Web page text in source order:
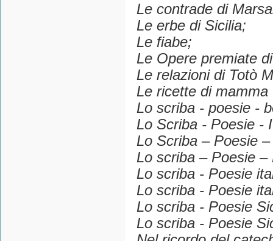
Le contrade di
Le erbe di Sicilia;
Le fiabe;
Le Opere premiate
Le relazioni di Totò
Le ricette di mamma
Lo scriba - poesie -
Lo Scriba - Poesie -
Lo Scriba – Poesie
Lo scriba – Poesie
Lo scriba - Poesie
Lo scriba - Poesie
Lo scriba - Poesie
Lo scriba - Poesie